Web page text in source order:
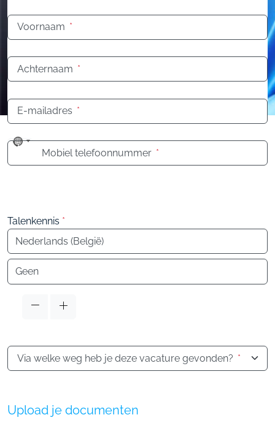
Voornaam *
Achternaam *
E-mailadres *
No
countryMobiel telefoonnummer *
Talenkennis *
Taal
Taal
Via welke weg heb je deze vacature gevonden? *
Upload je documenten